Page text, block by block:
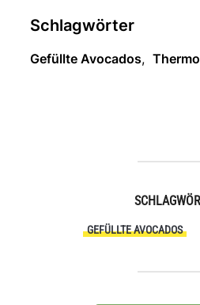
Schlagwörter
Gefüllte Avocados,
GEFÜLLTE AVOCADOS